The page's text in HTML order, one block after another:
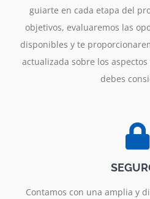
guiarte en cada etapa del
objetivos, evaluaremos las
disponibles y te
actualizada sobre los
debes
Contamos con una amplia y